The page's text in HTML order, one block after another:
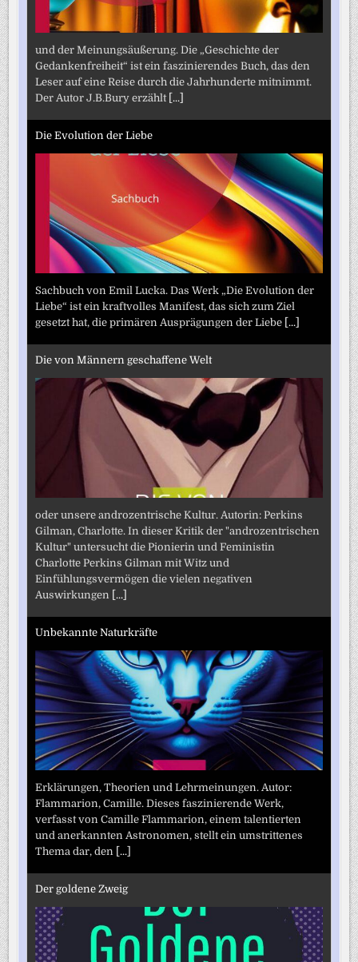
und der Meinungsäußerung. Die „Geschichte der
Gedankenfreiheit“ ist ein faszinierendes Buch, das den
Leser auf eine Reise durch die Jahrhunderte mitnimmt.
Der Autor J.B.Bury erzählt [...]
Die Evolution der Liebe
Sachbuch von Emil Lucka. Das Werk „Die Evolution der
Liebe“ ist ein kraftvolles Manifest, das sich zum Ziel
gesetzt hat, die primären Ausprägungen der Liebe [...]
Die von Männern geschaffene Welt
oder unsere androzentrische Kultur. Autorin: Perkins
Gilman, Charlotte. In dieser Kritik der "androzentrischen
Kultur" untersucht die Pionierin und Feministin
Charlotte Perkins Gilman mit Witz und
Einfühlungsvermögen die vielen negativen
Auswirkungen [...]
Unbekannte Naturkräfte
Erklärungen, Theorien und Lehrmeinungen. Autor:
Flammarion, Camille. Dieses faszinierende Werk,
verfasst von Camille Flammarion, einem talentierten
und anerkannten Astronomen, stellt ein umstrittenes
Thema dar, den [...]
Der goldene Zweig